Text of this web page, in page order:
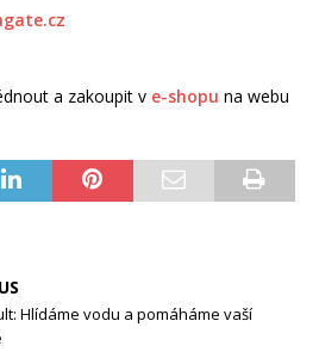
a zakoupit v e-shopu na webu
Hlídáme vodu a pomáháme vaší